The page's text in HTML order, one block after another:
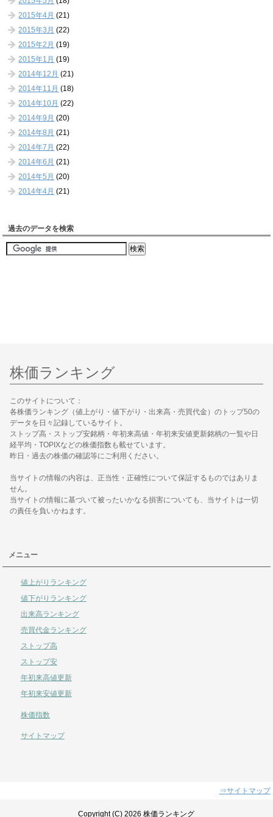
2015年4月 (21)
2015年3月 (22)
2015年2月 (19)
2015年1月 (19)
2014年12月 (21)
2014年11月 (18)
2014年10月 (22)
2014年9月 (20)
2014年8月 (21)
2014年7月 (22)
2014年6月 (21)
2014年5月 (20)
2014年4月 (21)
過去のデータを検索
株価ランキング
このサイトについて：
各株価ランキング（値上がり・値下がり・出来高・売買代金）のトップ50の
データを日々記録しているサイト。
ストップ高・ストップ安銘柄・年初来高値・年初来安値更新銘柄の一覧や日
経平均・TOPIXなどの株価指数も載せています。
昨日・過去の株価の確認等にご利用ください。
当サイトの情報の内容は、正当性・正確性について保証するものではありま
せん。
当サイトの情報に基づいて被ったいかなる損害についても、当サイトは一切
の責任を負いかねます。
メニュー
値上がりランキング
値下がりランキング
出来高ランキング
売買代金ランキング
ストップ高
ストップ安
年初来高値更新
年初来安値更新
株価指数
サイトマップ
⇒サイトマップ
Copyright (C) 2026 株価ランキング